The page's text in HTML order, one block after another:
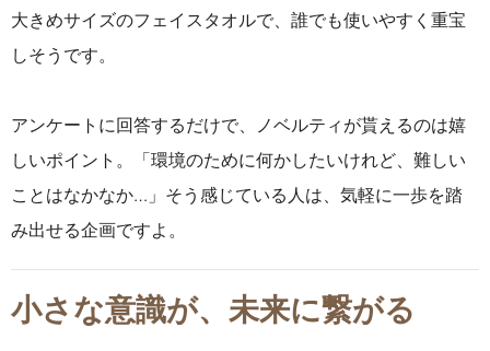
大きめサイズのフェイスタオルで、誰でも使いやすく重宝
しそうです。
アンケートに回答するだけで、ノベルティが貰えるのは嬉
しいポイント。「環境のために何かしたいけれど、難しい
ことはなかなか…」そう感じている人は、気軽に一歩を踏
み出せる企画ですよ。
小さな意識が、未来に繋がる